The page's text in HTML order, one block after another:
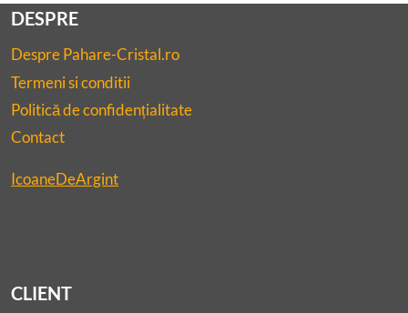
DESPRE
Despre Pahare-Cristal.ro
Termeni si conditii
Politică de confidențialitate
Contact
IcoaneDeArgint
CLIENT